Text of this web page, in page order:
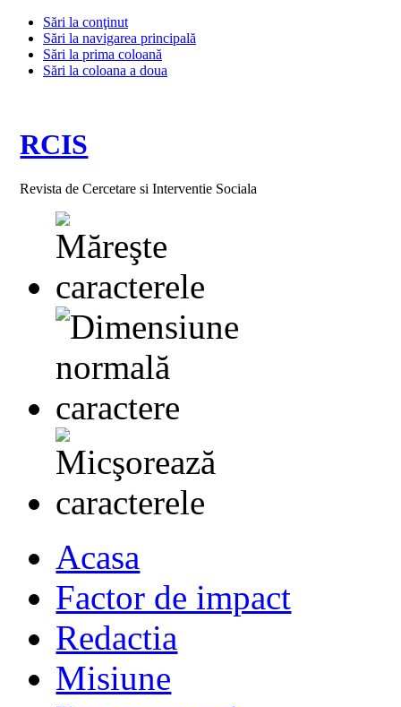
Sări la conţinut
Sări la navigarea principală
Sări la prima coloană
Sări la coloana a doua
RCIS
Revista de Cercetare si Interventie Sociala
Acasa
Factor de impact
Redactia
Misiune